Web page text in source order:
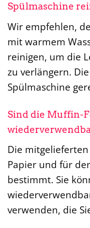
Spülmaschine
Wir empfehlen,
mit warmem
reinigen, um die
zu verlängern.
Spülmaschine
Sind die Muffin-
Die
Papier und für
bestimmt. Sie
verwenden, die